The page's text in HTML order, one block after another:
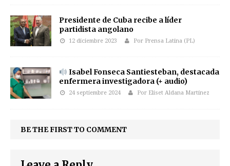
Presidente de Cuba recibe a líder
partidista angolano
12 diciembre 2023 Por Prensa Latina (PL)
Isabel Fonseca Santiesteban, destacada
enfermera investigadora (+ audio)
24 septiembre 2024 Por Eliset Aldana Martínez
BE THE FIRST TO COMMENT